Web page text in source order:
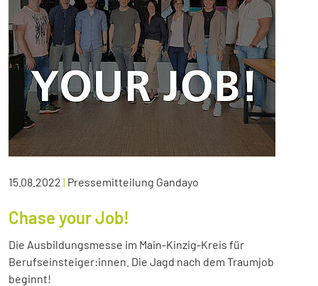
15.08.2022 | Pressemitteilung Gandayo
Chase your Job!
Die Ausbildungsmesse im Main-Kinzig-Kreis für
Berufseinsteiger:innen. Die Jagd nach dem Traumjob
beginnt!